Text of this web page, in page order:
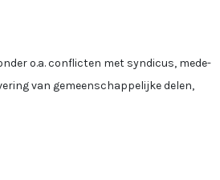
o.a. conflicten met syndicus, mede-
van gemeenschappelijke delen,